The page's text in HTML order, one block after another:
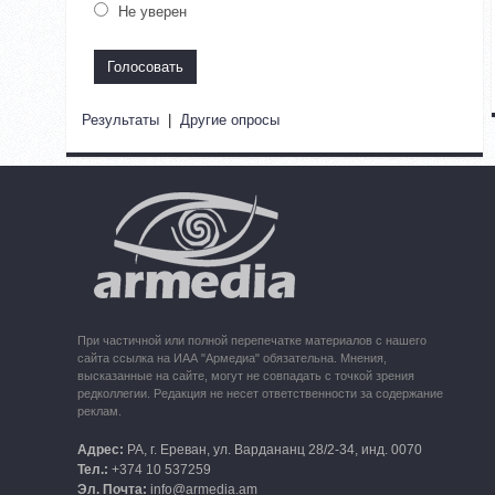
Не уверен
Результаты | Другие опросы
При частичной или полной перепечатке материалов с нашего
сайта ссылка на ИАА "Армедиа" обязательна. Мнения,
высказанные на сайте, могут не совпадать с точкой зрения
редколлегии. Редакция не несет ответственности за содержание
реклам.
Адрес: РА, г. Ереван, ул. Вардананц 28/2-34, инд. 0070
Тел.: +374 10 537259
Эл. Почта: info@armedia.am